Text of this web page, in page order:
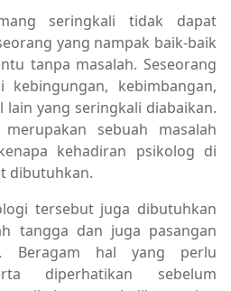
seringkali tidak dapat
yang nampak baik-baik
tanpa masalah. Seseorang
kebingungan, kebimbangan,
lain yang seringkali diabaikan.
sebuah masalah
kehadiran psikolog di
dibutuhkan.
tersebut juga dibutuhkan
tangga dan juga pasangan
Beragam hal yang perlu
diperhatikan sebelum